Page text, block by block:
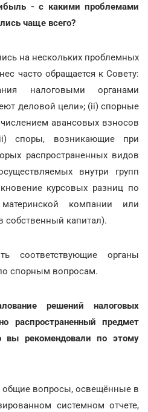
- с какими проблемами
чаще всего?
на нескольких проблемных
часто обращается к Совету:
налоговыми органами
деловой цели»; (іi) спорные
авансовых взносов
споры, возникающие при
распространенных видов
внутри групп
курсовых разниц по
компании или
собственный капитал).
соответствующие органы
спорным вопросам.
решений налоговых
распространенный предмет
рекомендовали по этому
общие вопросы, освещённые в
системном отчете,